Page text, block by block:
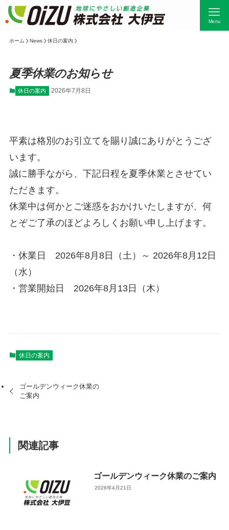
Menu
ホーム News 休日の案内
夏季休業のお知らせ
休日の案内 2026年7月8日
平素は格別のお引立てを賜り誠にありがとうござ
います。
誠に勝手ながら、下記日程を夏季休業とさせてい
ただきます。
休業中は何かとご迷惑をおかけいたしますが、何
とぞご了承のほどよろしくお願い申し上げます。
・休業日 2026年8月8日（土）～ 2026年8月12日
（水）
・営業開始日 2026年8月13日（木）
休日の案内
ゴールデンウィーク休業の
ご案内
関連記事
ゴールデンウィーク休業のご案内
2026年4月21日